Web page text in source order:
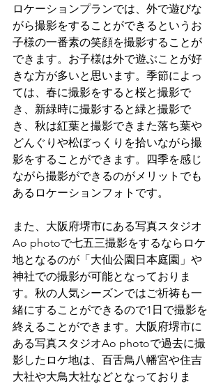
ロケーションプランでは、外で遊びな
がら撮影をすることができるというお
子様の一番素の笑顔を撮影することが
できます。お子様は外で遊ぶことが好
きな方が多いと思います。季節によっ
ては、春に撮影をすると桜と撮影で
き、新緑時に撮影すると緑と撮影で
き、秋は紅葉と撮影できまた落ち葉や
どんぐりや松ぼっくりを拾いながら撮
影をすることができます。四季を感じ
ながら撮影ができるのがメリットでも
あるロケーションフォトです。
また、大阪府堺市にある写真スタジオ
Ao photoで七五三撮影をするならロケ
地となるのが「大仙公園日本庭園」や
神社での撮影が可能となっておりま
す。秋の人気シーズンではご祈祷も一
緒にすることができるので1日で撮影を
終えることができます。大阪府堺市に
ある写真スタジオAo photoで過去に撮
影したロケ地は、百舌鳥八幡宮や住吉
大社や大鳥大社などとなっておりま